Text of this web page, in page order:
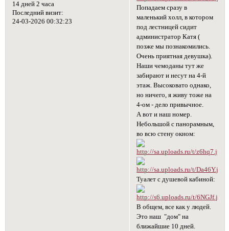
14 дней 2 часа
Последний визит:
24-03-2026 00:32:23
Попадаем сразу в
маленький холл, в котором
под лестницей сидит
администратор Катя (
позже мы познакомились.
Очень приятная девушка).
Наши чемоданы тут же
забирают и несут на 4-й
этаж. Высоковато однако,
но ничего, я живу тоже на
4-ом - дело привычное.
А вот и наш номер.
Небольшой с панорамным,
во всю стену окном:
Туалет с душевой кабиной:
В общем, все как у людей.
Это наш "дом" на
ближайшие 10 дней.